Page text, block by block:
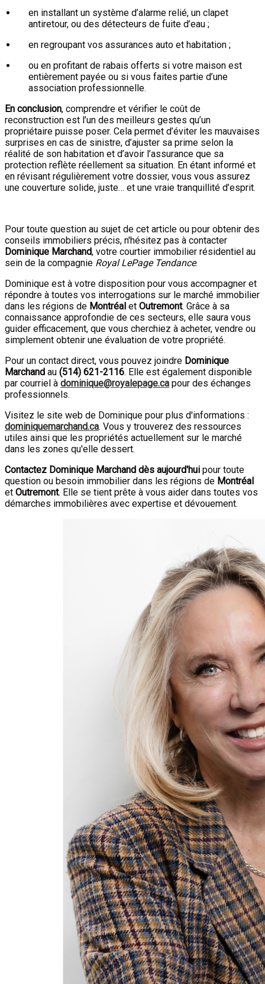
en installant un système d’alarme relié, un clapet
antiretour, ou des détecteurs de fuite d’eau ;
en regroupant vos assurances auto et habitation ;
ou en profitant de rabais offerts si votre maison est
entièrement payée ou si vous faites partie d’une
association professionnelle.
En conclusion, comprendre et vérifier le coût de
reconstruction est l’un des meilleurs gestes qu’un
propriétaire puisse poser. Cela permet d’éviter les mauvaises
surprises en cas de sinistre, d’ajuster sa prime selon la
réalité de son habitation et d’avoir l’assurance que sa
protection reflète réellement sa situation. En étant informé et
en révisant régulièrement votre dossier, vous vous assurez
une couverture solide, juste… et une vraie tranquillité d’esprit.
Pour toute question au sujet de cet article ou pour obtenir des
conseils immobiliers précis, n'hésitez pas à contacter
Dominique Marchand, votre courtier immobilier résidentiel au
sein de la compagnie Royal LePage Tendance.
Dominique est à votre disposition pour vous accompagner et
répondre à toutes vos interrogations sur le marché immobilier
dans les régions de Montréal et Outremont. Grâce à sa
connaissance approfondie de ces secteurs, elle saura vous
guider efficacement, que vous cherchiez à acheter, vendre ou
simplement obtenir une évaluation de votre propriété.
Pour un contact direct, vous pouvez joindre Dominique
Marchand au (514) 621-2116. Elle est également disponible
par courriel à dominique@royalepage.ca pour des échanges
professionnels.
Visitez le site web de Dominique pour plus d'informations :
dominiquemarchand.ca. Vous y trouverez des ressources
utiles ainsi que les propriétés actuellement sur le marché
dans les zones qu'elle dessert.
Contactez Dominique Marchand dès aujourd'hui pour toute
question ou besoin immobilier dans les régions de Montréal
et Outremont. Elle se tient prête à vous aider dans toutes vos
démarches immobilières avec expertise et dévouement.